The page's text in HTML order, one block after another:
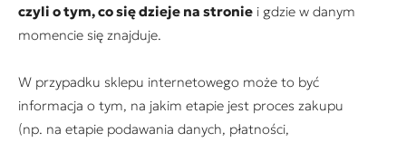
czyli o tym, co się dzieje na stronie i gdzie w danym
momencie się znajduje.
W przypadku sklepu internetowego może to być
informacja o tym, na jakim etapie jest proces zakupu
(np. na etapie podawania danych, płatności,